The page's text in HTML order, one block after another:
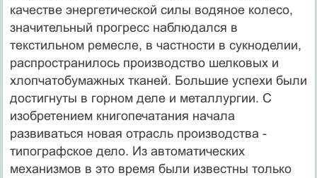
качестве энергетической силы водяное колесо,
значительный прогресс наблюдался в
текстильном ремесле, в частности в сукноделии,
распространилось производство шелковых и
хлопчатобумажных тканей. Большие успехи были
достигнуты в горном деле и металлургии. С
изобретением книгопечатания начала
развиваться новая отрасль производства -
типографское дело. Из автоматических
механизмов в это время были известны только